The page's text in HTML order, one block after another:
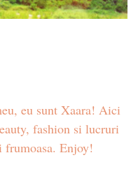
eu sunt Xaara! Aici
fashion si lucruri
Enjoy!